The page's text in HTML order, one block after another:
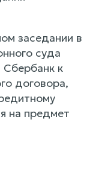
заседании в
суда
к
договора,
на предмет